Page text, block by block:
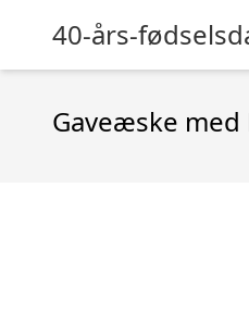
40-års-
Gaveæske